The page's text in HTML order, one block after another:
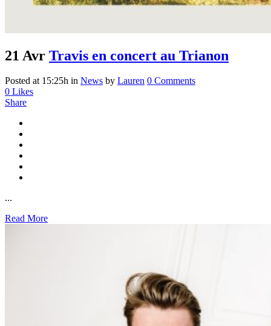
21 Avr Travis en concert au Trianon
Posted at 15:25h in News by Lauren 0 Comments
0 Likes
Share
...
Read More